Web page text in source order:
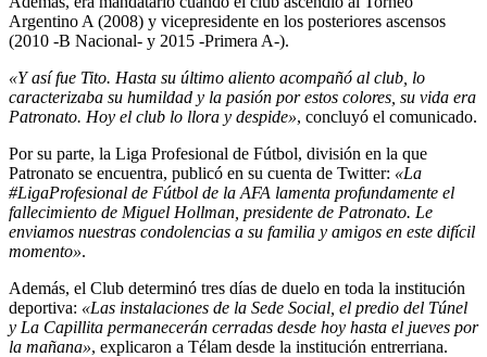
Argentino A (2008) y vicepresidente en los posteriores ascensos
(2010 -B Nacional- y 2015 -Primera A-).
«Y así fue Tito. Hasta su último aliento acompañó al club, lo
caracterizaba su humildad y la pasión por estos colores, su vida era
Patronato. Hoy el club lo llora y despide», concluyó el comunicado.
Por su parte, la Liga Profesional de Fútbol, división en la que
Patronato se encuentra, publicó en su cuenta de Twitter: «La
#LigaProfesional de Fútbol de la AFA lamenta profundamente el
fallecimiento de Miguel Hollman, presidente de Patronato. Le
enviamos nuestras condolencias a su familia y amigos en este difícil
momento».
Además, el Club determinó tres días de duelo en toda la institución
deportiva: «Las instalaciones de la Sede Social, el predio del Túnel
y La Capillita permanecerán cerradas desde hoy hasta el jueves por
la mañana», explicaron a Télam desde la institución entrerriana.